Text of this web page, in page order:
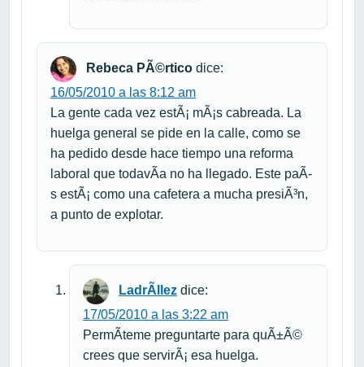
Rebeca PÃ©rtico dice:
16/05/2010 a las 8:12 am
La gente cada vez estÃ¡ mÃ¡s cabreada. La
huelga general se pide en la calle, como se
ha pedido desde hace tiempo una reforma
laboral que todavÃ­a no ha llegado. Este paÃ­
s estÃ¡ como una cafetera a mucha presiÃ³n,
a punto de explotar.
LadrÃ­llez dice:
17/05/2010 a las 3:22 am
PermÃ­teme preguntarte para quÃ±Ã©
crees que servirÃ¡ esa huelga.